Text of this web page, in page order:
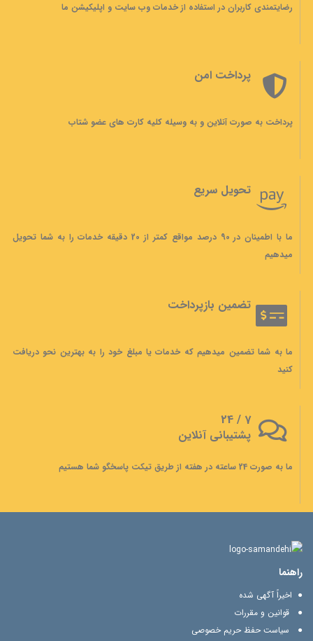
رضایتمندی کاربران در استفاده از خدمات وب سایت و اپلیکیشن ما
پرداخت امن
پرداخت به صورت آنلاین و به وسیله کلیه کارت های عضو شتاب
تحویل سریع
ما با اطمینان در 90 درصد مواقع کمتر از 20 دقیقه خدمات را به شما تحویل
میدهیم
تضمین بازپرداخت
ما به شما تضمین میدهیم که خدمات یا مبلغ خود را به بهترین نحو دریافت
کنید
7 / 24
پشتیبانی آنلاین
ما به صورت 24 ساعته در هفته از طریق تیکت پاسخگو شما هستیم
راهنما
اخیراً آگهی شده
قوانین و مقررات
سیاست حفظ حریم خصوصی